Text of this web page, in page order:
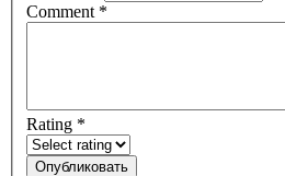
Comment *
Rating *